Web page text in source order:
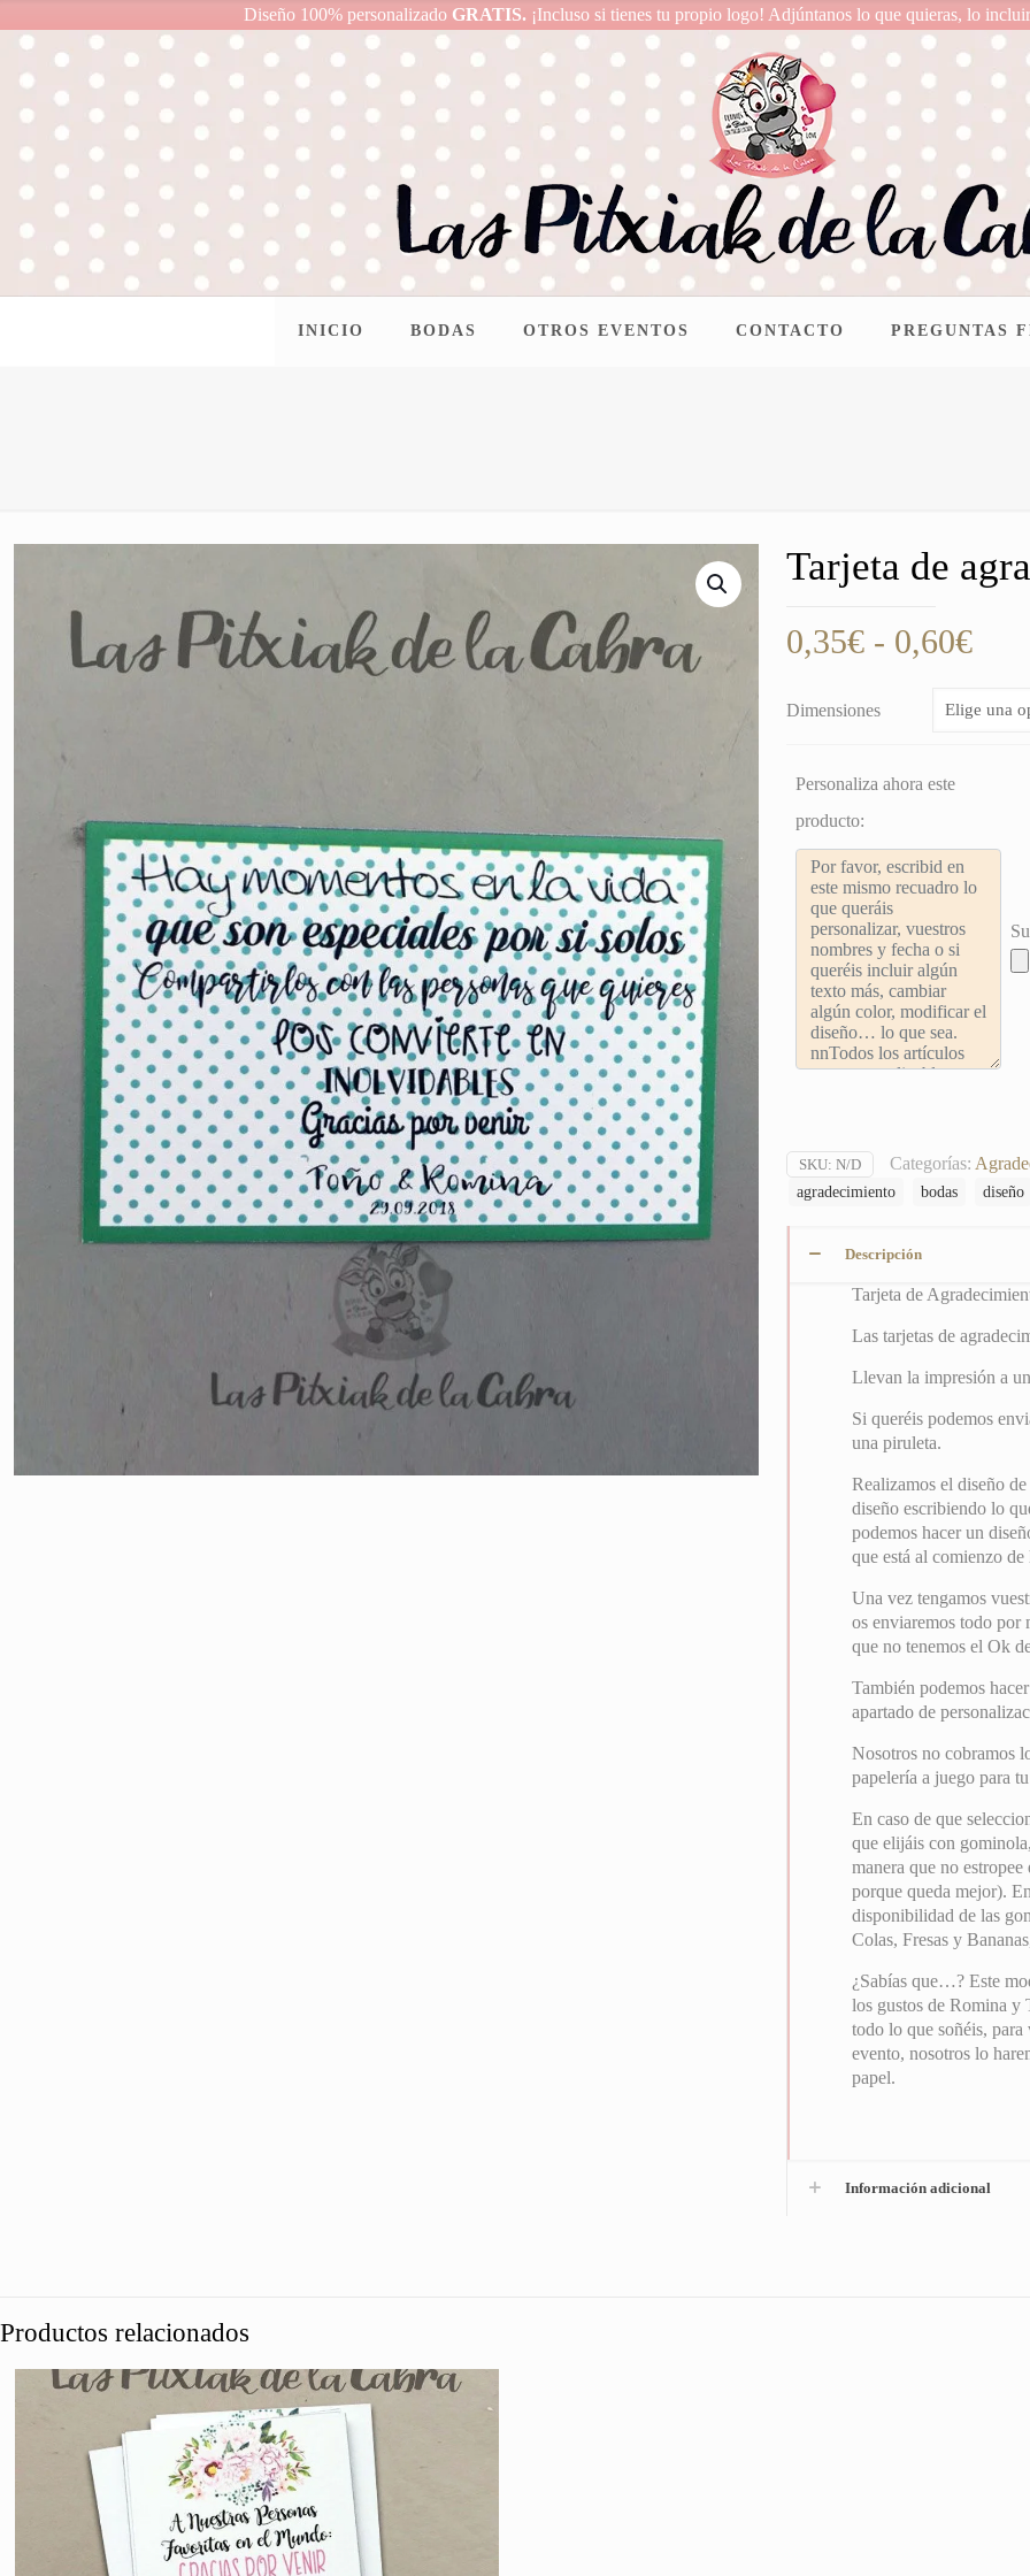
Diseño 100% personalizado GRATIS. ¡Incluso si tienes tu propio logo! Adjúntanos lo que quieras, lo
INICIO BODAS OTROS EVENTOS CONTACTO PREGUNTAS
Tarjeta de
0,35€ - 0,60€
0,60€
Dimensiones
Personaliza ahora este
producto:
SKU: N/D Categorías:
agradecimiento bodas diseño
Descripción
Tarjeta de
Las tarjetas de
Llevan la impresión a
Si queréis podemos
una piruleta.
Realizamos el diseño
diseño escribiendo lo
podemos hacer un
que está al comienzo
Una vez tengamos
os enviaremos todo por
que no tenemos el Ok
También podemos
apartado de
Nosotros no cobramos
papelería a juego para
En caso de que
que elijáis con
manera que no
porque queda mejor).
disponibilidad de las
Colas, Fresas y
¿Sabías que…? Este
los gustos de Romina y
todo lo que soñéis,
evento, nosotros lo
papel.
Información adicional
Productos relacionados